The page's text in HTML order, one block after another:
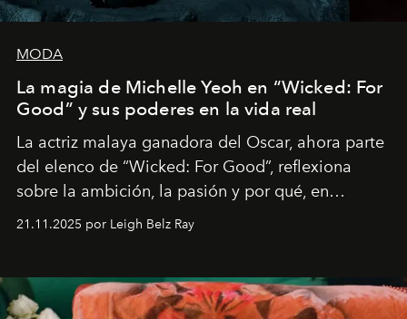
MODA
La magia de Michelle Yeoh en “Wicked: For
Good” y sus poderes en la vida real
La actriz malaya ganadora del Oscar, ahora parte
del elenco de “Wicked: For Good”, reflexiona
sobre la ambición, la pasión y por qué, en
ocasiones, la introspección puede esperar. “Es
importa si no lo entienden’”, confiesa.
21.11.2025 por Leigh Belz Ray